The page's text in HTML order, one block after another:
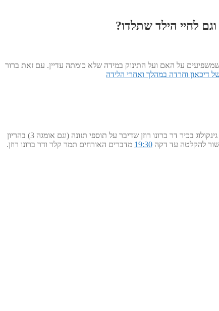
לחיי הילד שתלדו?
שמשפיעים על האם ועל התינוק במידה שלא כומתה עדיין. עם זאת ברור
דיכאון וחרדה במהלך ואחרי הלידה
דיכאון הריוני? דיכאון אחר לידה? מה הקשר בין תזונה לבריאות האם והתינוק בתוכנית הבריאות של דר' אבי יעקובוביץ' בגלי ישראל. בתוכנית השתתפו גם גינקולוג בכיר דר ברונו רוזן שדיבר על תוספי תזונה (וגם אומגה 3) בהריון
להקלטה עד דקה 19:30 מדברים האורחים תמר קלר ודר ברונו רוזן.